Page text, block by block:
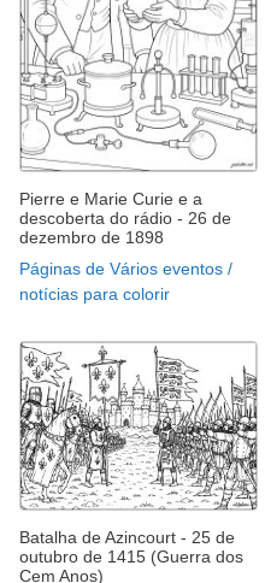
Pierre e Marie Curie e a
descoberta do rádio - 26 de
dezembro de 1898
Páginas de Vários eventos /
notícias para colorir
Batalha de Azincourt - 25 de
outubro de 1415 (Guerra dos
Cem Anos)